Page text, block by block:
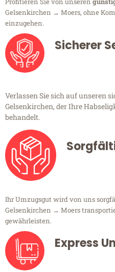
Gelsenkirchen → Moers, ohne
einzugehen.
Sicherer
Verlassen Sie sich auf unseren
Gelsenkirchen, der Ihre
behandelt.
Ihr Umzugsgut wird von uns
Gelsenkirchen → Moers
gewährleisten.
Express